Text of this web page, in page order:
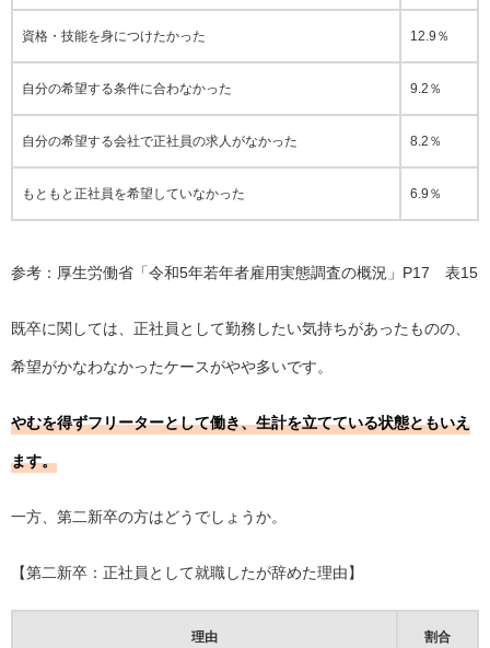
資格・技能を身につけたかった 12.9％
自分の希望する条件に合わなかった 9.2％
自分の希望する会社で正社員の求人がなかった 8.2％
もともと正社員を希望していなかった 6.9％
参考：厚生労働省「令和5年若年者雇用実態調査の概況 」P17 表15
既卒に関しては、正社員として勤務したい気持ちがあったものの、
希望がかなわなかったケースがやや多いです。
やむを得ずフリーターとして働き、生計を立てている状態ともいえ
ます。
一方、第二新卒の方はどうでしょうか。
【第二新卒：正社員として就職したが辞めた理由】
理由 割合